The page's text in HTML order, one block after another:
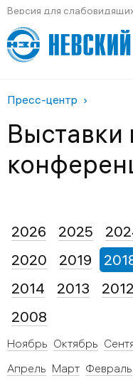
Версия для
Пресс-центр
Выставки
2026 2025
2020
2019
Ноябрь Октябрь
Апрель Март Февраль
2014
2013 2012
2008